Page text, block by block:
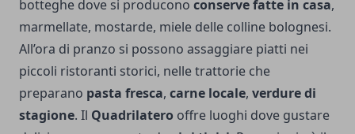
botteghe dove si producono conserve fatte in casa,
marmellate, mostarde, miele delle colline bolognesi.
All’ora di pranzo si possono assaggiare piatti nei
piccoli ristoranti storici, nelle trattorie che
preparano pasta fresca, carne locale, verdure di
stagione. Il Quadrilatero offre luoghi dove gustare